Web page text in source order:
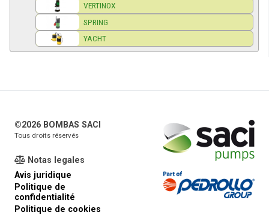
VERTINOX
SPRING
YACHT
©2026 BOMBAS SACI
Tous droits réservés
Notas legales
Avis juridique
Politique de
confidentialité
Politique de cookies